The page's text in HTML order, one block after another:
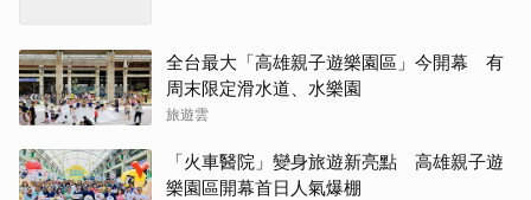
全台最大「高雄親子遊樂園區」今開幕 有
周末限定滑水道、水樂園
旅遊雲
「火車醫院」變身旅遊新亮點 高雄親子遊
樂園區開幕首日人氣爆棚